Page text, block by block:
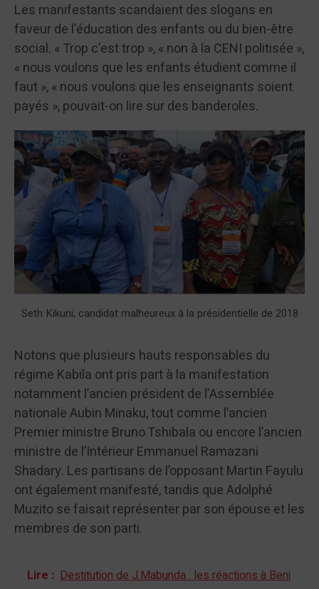
Les manifestants scandaient des slogans en
faveur de l’éducation des enfants ou du bien-être
social. « Trop c’est trop », « non à la CENI politisée »,
« nous voulons que les enfants étudient comme il
faut », « nous voulons que les enseignants soient
payés », pouvait-on lire sur des banderoles.
Seth Kikuni, candidat malheureux à la présidentielle de 2018
Notons que plusieurs hauts responsables du
régime Kabila ont pris part à la manifestation
notamment l’ancien président de l’Assemblée
nationale Aubin Minaku, tout comme l’ancien
Premier ministre Bruno Tshibala ou encore l’ancien
ministre de l’Intérieur Emmanuel Ramazani
Shadary. Les partisans de l’opposant Martin Fayulu
ont également manifesté, tandis que Adolphé
Muzito se faisait représenter par son épouse et les
membres de son parti.
Lire : Destitution de J.Mabunda : les réactions à Beni